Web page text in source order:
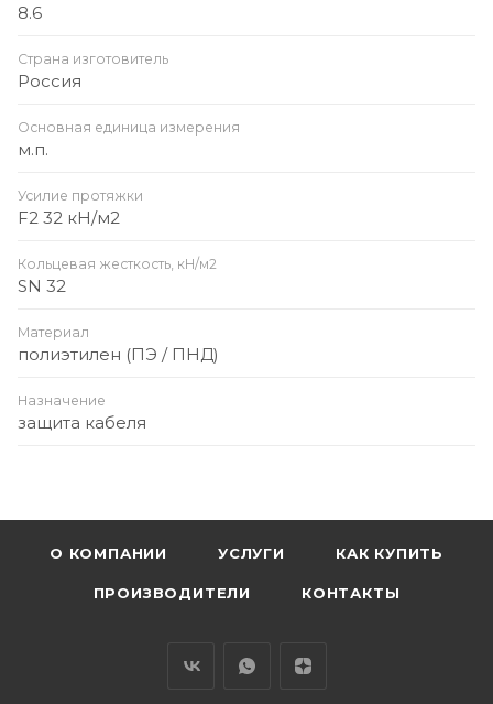
8.6
Страна изготовитель
Россия
Основная единица измерения
м.п.
Усилие протяжки
F2 32 кН/м2
Кольцевая жесткость, кН/м2
SN 32
Материал
полиэтилен (ПЭ / ПНД)
Назначение
защита кабеля
О КОМПАНИИ УСЛУГИ КАК КУПИТЬ
ПРОИЗВОДИТЕЛИ КОНТАКТЫ